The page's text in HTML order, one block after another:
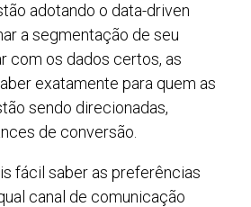
adotando o data-driven
a segmentação de seu
com os dados certos, as
exatamente para quem as
sendo direcionadas,
de conversão.
fácil saber as preferências
canal de comunicação